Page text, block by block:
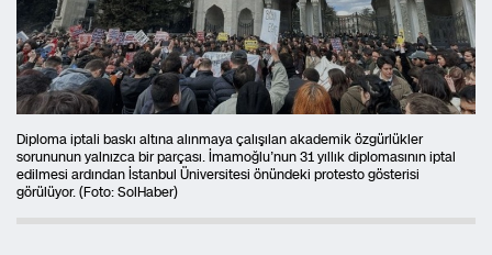
Diploma iptali baskı altına alınmaya çalışılan akademik özgürlükler
sorununun yalnızca bir parçası. İmamoğlu’nun 31 yıllık diplomasının iptal
edilmesi ardından İstanbul Üniversitesi önündeki protesto gösterisi
görülüyor. (Foto: SolHaber)